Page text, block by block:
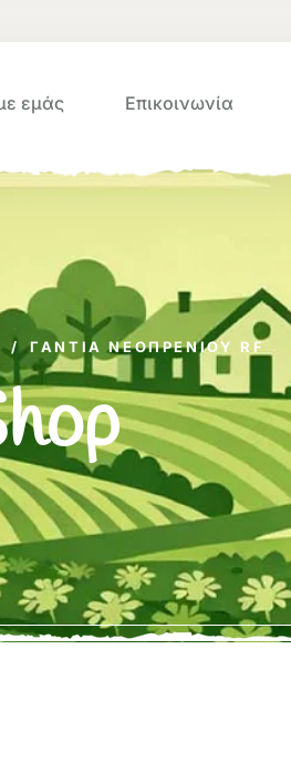
εμάς Επικοινωνία
/ ΓΑΝΤΙΑ ΝΕΟΠΡΕΝΙΟΥ RF